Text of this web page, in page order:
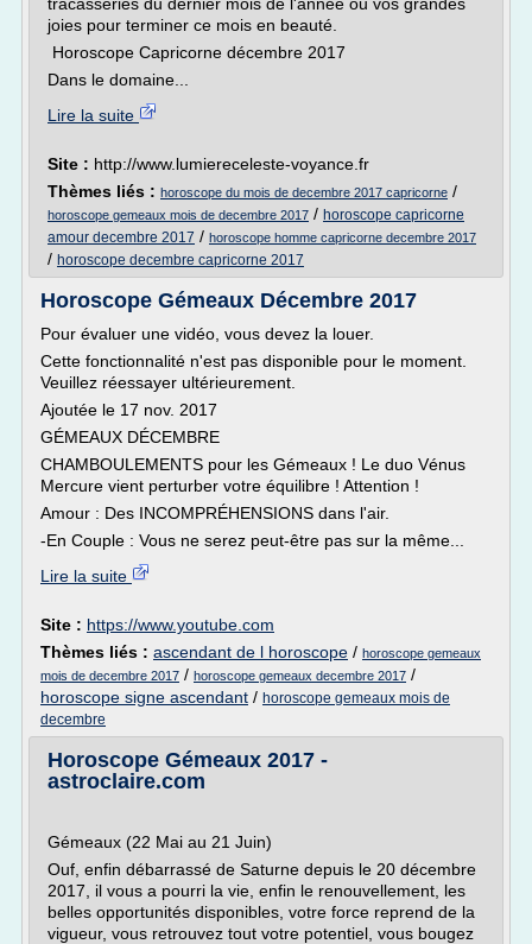
joies pour terminer ce mois en beauté.
Horoscope Capricorne décembre 2017
Dans le domaine...
Lire la suite
Site : http://www.lumiereceleste-voyance.fr
Thèmes liés : horoscope du mois de decembre 2017 capricorne /
horoscope gemeaux mois de decembre 2017 / horoscope capricorne
amour decembre 2017 / horoscope homme capricorne decembre 2017
/ horoscope decembre capricorne 2017
Horoscope Gémeaux Décembre 2017
Pour évaluer une vidéo, vous devez la louer.
Cette fonctionnalité n'est pas disponible pour le moment.
Veuillez réessayer ultérieurement.
Ajoutée le 17 nov. 2017
GÉMEAUX DÉCEMBRE
CHAMBOULEMENTS pour les Gémeaux ! Le duo Vénus
Mercure vient perturber votre équilibre ! Attention !
Amour : Des INCOMPRÉHENSIONS dans l'air.
-En Couple : Vous ne serez peut-être pas sur la même...
Lire la suite
Site : https://www.youtube.com
Thèmes liés : ascendant de l horoscope / horoscope gemeaux
mois de decembre 2017 / horoscope gemeaux decembre 2017 /
horoscope signe ascendant / horoscope gemeaux mois de
decembre
Horoscope Gémeaux 2017 -
astroclaire.com
Gémeaux (22 Mai au 21 Juin)
Ouf, enfin débarrassé de Saturne depuis le 20 décembre
2017, il vous a pourri la vie, enfin le renouvellement, les
belles opportunités disponibles, votre force reprend de la
vigueur, vous retrouvez tout votre potentiel, vous bougez